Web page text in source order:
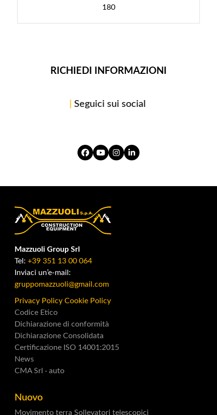
180
RICHIEDI INFORMAZIONI
Seguici sui social
Facebook
YouTubeInstagram
LinkedIn
Mazzuoli Group Srl
Tel: +39 351 13 00 064
Inviaci un’e-mail:
gruppomazzuoli@gmail.com
Privacy Policy Cookie Policy
Codice Etico
Dichiarazione di conformità
Dichiarazione Consolidata
Certificazione ISO 14001:2015
News
CMA Srl · auto
Nuovo
Movimento terra Sollevatori telescopici